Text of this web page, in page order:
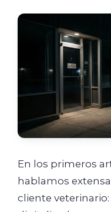
En los primeros
hablamos
cliente